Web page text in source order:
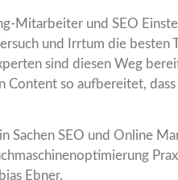
Mitarbeiter und SEO
und Irrtum die besten
sind diesen Weg
Content so aufbereitet,
Sachen SEO und Online
Ebner.